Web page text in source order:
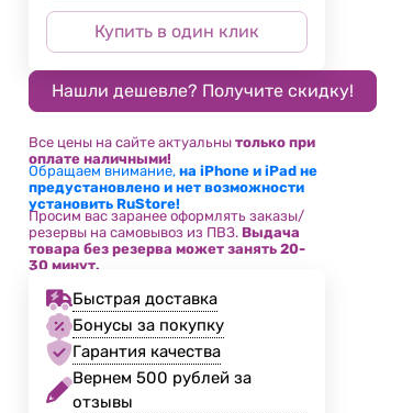
Купить в один клик
Все цены на сайте актуальнытолько при
оплате наличными!
Обращаем внимание,на iPhone и iPad не
предустановлено и нет возможности
установить RuStore!
Просим вас заранее оформлять заказы/
резервы на самовывоз из ПВЗ. Выдача
товара без резерва может занять 20-
30 минут.
Быстрая доставка
Бонусы за покупку
Гарантия качества
Вернем 500 рублей за
отзывы